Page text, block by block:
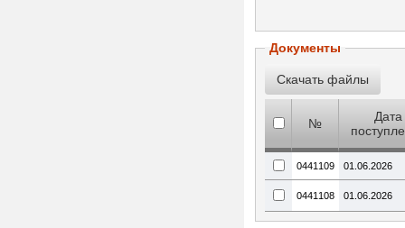
Документы
№
Дата
0441109 01.06.2026
0441108 01.06.2026